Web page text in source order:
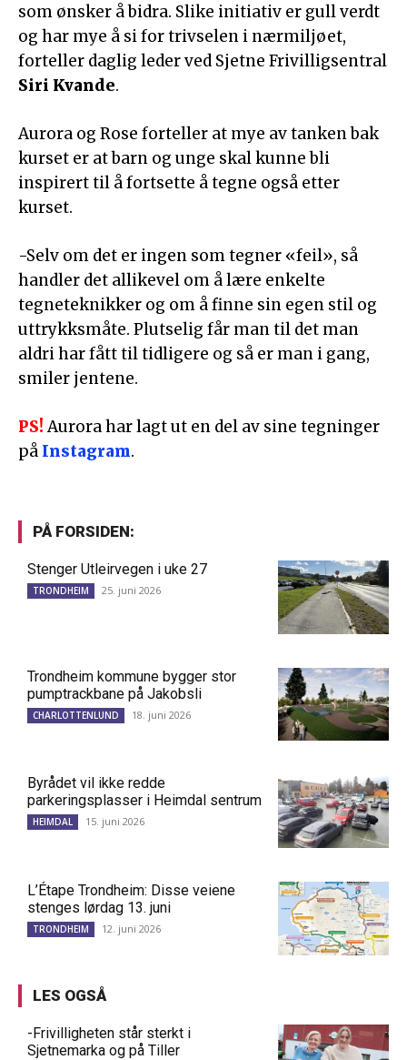
som ønsker å bidra. Slike initiativ er gull verdt
og har mye å si for trivselen i nærmiljøet,
forteller daglig leder ved Sjetne Frivilligsentral
Siri Kvande.
Aurora og Rose forteller at mye av tanken bak
kurset er at barn og unge skal kunne bli
inspirert til å fortsette å tegne også etter
kurset.
-Selv om det er ingen som tegner «feil», så
handler det allikevel om å lære enkelte
tegneteknikker og om å finne sin egen stil og
uttrykksmåte. Plutselig får man til det man
aldri har fått til tidligere og så er man i gang,
smiler jentene.
PS! Aurora har lagt ut en del av sine tegninger
på Instagram.
PÅ FORSIDEN:
Stenger Utleirvegen i uke 27
TRONDHEIM 25. juni 2026
Trondheim kommune bygger stor
pumptrackbane på Jakobsli
CHARLOTTENLUND 18. juni 2026
Byrådet vil ikke redde
parkeringsplasser i Heimdal sentrum
HEIMDAL 15. juni 2026
L’Étape Trondheim: Disse veiene
stenges lørdag 13. juni
TRONDHEIM 12. juni 2026
LES OGSÅ
-Frivilligheten står sterkt i
Sjetnemarka og på Tiller